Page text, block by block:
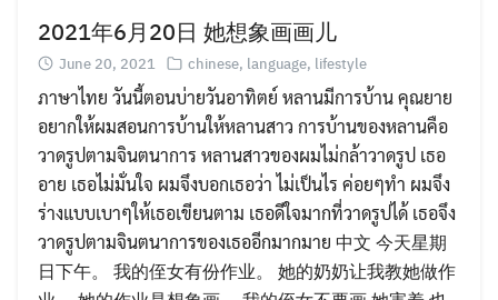
2021年6月20日 她想象画画儿
June 20, 2021 chinese, language, lifestyle
ภาษาไทย วันนี้ตอนบ่ายวันอาทิตย์ หลานมีการบ้าน คุณยาย
อยากให้ผมสอนการบ้านให้หลานสาว การบ้านของหลานคือ
วาดรูปตามจินตนาการ หลานสาวของผมไม่กล้าวาดรูป เธอ
อาย เธอไม่มั่นใจ ผมจึงบอกเธอว่า ไม่เป็นไร ค่อยๆทำ ผมจึง
ร่างแบบเบาๆให้เธอเขียนตาม เธอดีใจมากที่วาดรูปได้ เธอจึง
วาดรูปตามจินตนาการของเธออีกมากมาย 中文 今天星期
日下午。 我的侄女有份作业。 她的奶奶让我教她做作